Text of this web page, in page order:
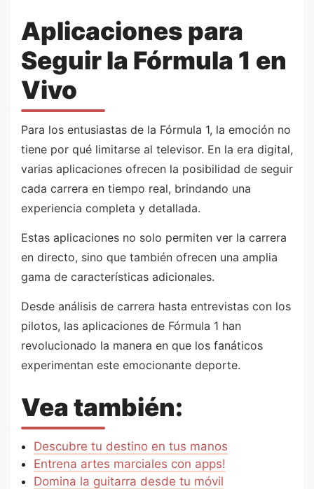
Aplicaciones para
Seguir la Fórmula 1 en
Vivo
Para los entusiastas de la Fórmula 1, la emoción no
tiene por qué limitarse al televisor. En la era digital,
varias aplicaciones ofrecen la posibilidad de seguir
cada carrera en tiempo real, brindando una
experiencia completa y detallada.
Estas aplicaciones no solo permiten ver la carrera
en directo, sino que también ofrecen una amplia
gama de características adicionales.
Desde análisis de carrera hasta entrevistas con los
pilotos, las aplicaciones de Fórmula 1 han
revolucionado la manera en que los fanáticos
experimentan este emocionante deporte.
Vea también:
Descubre tu destino en tus manos
Entrena artes marciales con apps!
Domina la guitarra desde tu móvil